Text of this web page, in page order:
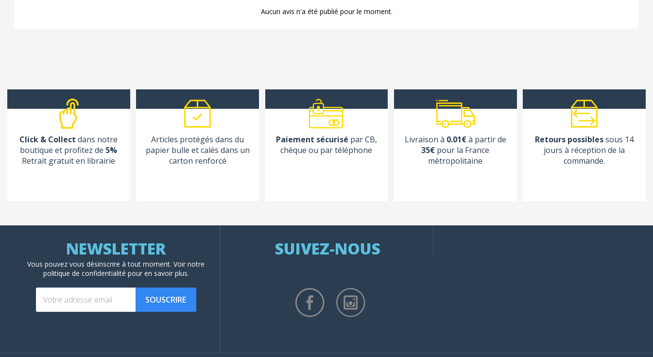
Aucun avis n'a été publié pour le moment.
Click & Collect dans notre
boutique et profitez de 5%
Retrait gratuit en librairie
Articles protégés dans du
papier bulle et calés dans un
carton renforcé
Paiement sécurisé par CB,
chèque ou par téléphone
Livraison à 0.01€à partir de
35€ pour la France
métropolitaine
Retours possiblessous 14
jours à réception de la
commande.
Vous pouvez vous désinscrire à tout moment. Voirnotre
politique de confidentialité pour en savoir plus.
SOUSCRIRE
SUIVEZ-NOUS